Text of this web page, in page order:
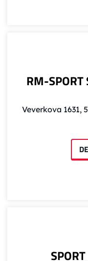
RM-SPORT
Veverkova 1631,